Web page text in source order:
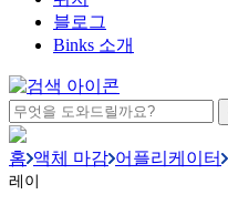
블로그
Binks 소개
홈 액체 마감 어플리케이터
레이